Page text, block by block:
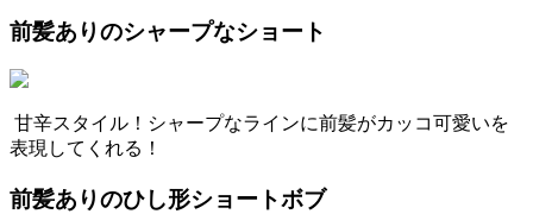
前髪ありのシャープなショート
甘辛スタイル！シャープなラインに前髪がカッコ可愛いを
表現してくれる！
前髪ありのひし形ショートボブ